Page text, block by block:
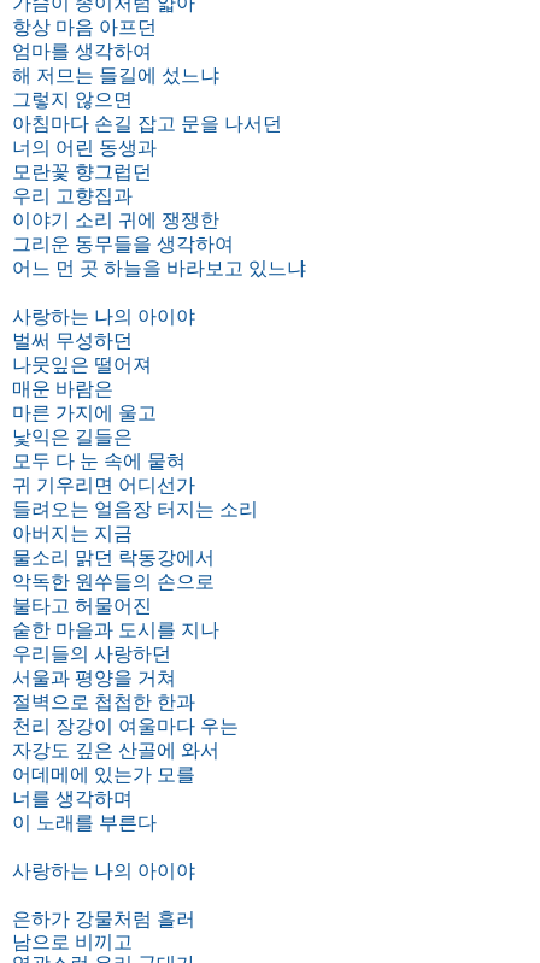
항상 마음 아프던
엄마를 생각하여
해 저므는 들길에 섰느냐
그렇지 않으면
아침마다 손길 잡고 문을 나서던
너의 어린 동생과
모란꽃 향그럽던
우리 고향집과
이야기 소리 귀에 쟁쟁한
그리운 동무들을 생각하여
어느 먼 곳 하늘을 바라보고 있느냐
사랑하는 나의 아이야
벌써 무성하던
나뭇잎은 떨어져
매운 바람은
마른 가지에 울고
낯익은 길들은
모두 다 눈 속에 뭍혀
귀 기우리면 어디선가
들려오는 얼음장 터지는 소리
아버지는 지금
물소리 맑던 락동강에서
악독한 원쑤들의 손으로
불타고 허물어진
숱한 마을과 도시를 지나
우리들의 사랑하던
서울과 평양을 거쳐
절벽으로 첩첩한 한과
천리 장강이 여울마다 우는
자강도 깊은 산골에 와서
어데메에 있는가 모를
너를 생각하며
이 노래를 부른다
사랑하는 나의 아이야
은하가 강물처럼 흘러
남으로 비끼고